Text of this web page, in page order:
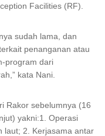
Facilities (RF).
sudah lama, dan
penanganan atau
program dari
kata Nani.
Rakor sebelumnya (16
yakni:1. Operasi
laut; 2. Kerjasama antar